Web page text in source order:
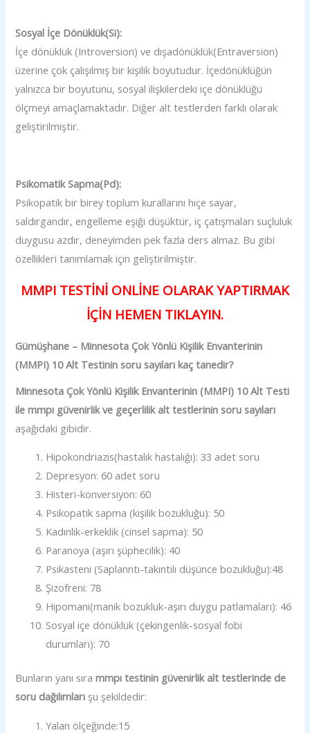
Sosyal İçe Dönüklük(Si):
İçe dönüklük (Introversion) ve dışadönüklük(Entraversion)
üzerine çok çalışılmış bir kişilik boyutudur. İçedönüklüğün
yalnızca bir boyutunu, sosyal ilişkilerdeki içe dönüklüğü
ölçmeyi amaçlamaktadır. Diğer alt testlerden farklı olarak
geliştirilmiştir.
Psikomatik Sapma(Pd):
Psikopatik bir birey toplum kurallarını hiçe sayar,
saldırgandır, engelleme eşiği düşüktür, iç çatışmaları suçluluk
duygusu azdır, deneyimden pek fazla ders almaz. Bu gibi
özellikleri tanımlamak için geliştirilmiştir.
MMPI TESTİNİ ONLİNE OLARAK YAPTIRMAK
İÇİN HEMEN TIKLAYIN.
Gümüşhane – Minnesota Çok Yönlü Kişilik Envanterinin
(MMPI) 10 Alt Testinin soru sayıları kaç tanedir?
Minnesota Çok Yönlü Kişilik Envanterinin (MMPI) 10 Alt Testi
ile mmpı güvenirlik ve geçerlilik alt testlerinin soru sayıları
aşağıdaki gibidir.
Hipokondriazis(hastalık hastalığı): 33 adet soru
Depresyon: 60 adet soru
Histeri-konversiyon: 60
Psikopatik sapma (kişilik bozukluğu): 50
Kadınlık-erkeklik (cinsel sapma): 50
Paranoya (aşırı şüphecilik): 40
Psikasteni (Saplanntı-takıntılı düşünce bozukluğu):48
Şizofreni: 78
Hipomani(manik bozukluk-aşırı duygu patlamaları): 46
Sosyal içe dönüklük (çekingenlik-sosyal fobi
durumları): 70
Bunların yanı sırammpı testinin güvenirlik alt testlerinde de
soru dağılımları şu şekildedir:
Yalan ölçeğinde:15